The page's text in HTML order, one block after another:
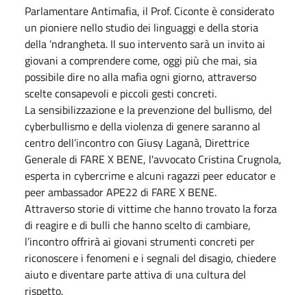
Parlamentare Antimafia, il Prof. Ciconte è considerato
un pioniere nello studio dei linguaggi e della storia
della ’ndrangheta. Il suo intervento sarà un invito ai
giovani a comprendere come, oggi più che mai, sia
possibile dire no alla mafia ogni giorno, attraverso
scelte consapevoli e piccoli gesti concreti.
La sensibilizzazione e la prevenzione del bullismo, del
cyberbullismo e della violenza di genere saranno al
centro dell’incontro con Giusy Laganà, Direttrice
Generale di FARE X BENE, l'avvocato Cristina Crugnola,
esperta in cybercrime e alcuni ragazzi peer educator e
peer ambassador APE22 di FARE X BENE.
Attraverso storie di vittime che hanno trovato la forza
di reagire e di bulli che hanno scelto di cambiare,
l’incontro offrirà ai giovani strumenti concreti per
riconoscere i fenomeni e i segnali del disagio, chiedere
aiuto e diventare parte attiva di una cultura del
rispetto.